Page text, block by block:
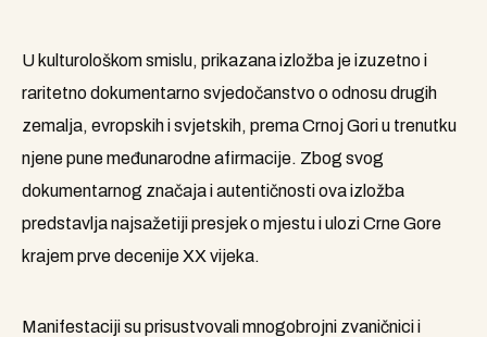
U kulturološkom smislu, prikazana izložba je izuzetno i
raritetno dokumentarno svjedočanstvo o odnosu drugih
zemalja, evropskih i svjetskih, prema Crnoj Gori u trenutku
njene pune međunarodne afirmacije. Zbog svog
dokumentarnog značaja i autentičnosti ova izložba
predstavlja najsažetiji presjek o mjestu i ulozi Crne Gore
krajem prve decenije XX vijeka.
Manifestaciji su prisustvovali mnogobrojni zvaničnici i